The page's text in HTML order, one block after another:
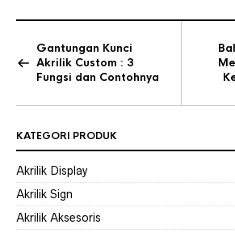
Gantungan Kunci
Akrilik Custom : 3
Fungsi dan Contohnya
KATEGORI PRODUK
Akrilik Display
Akrilik Sign
Akrilik Aksesoris